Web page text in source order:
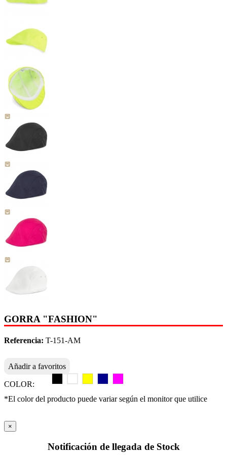
GORRA "FASHION"
Referencia: T-151-AM
Añadir a favoritos
COLOR:
*El color del producto puede variar según el monitor que utilice
×
Notificación de llegada de Stock